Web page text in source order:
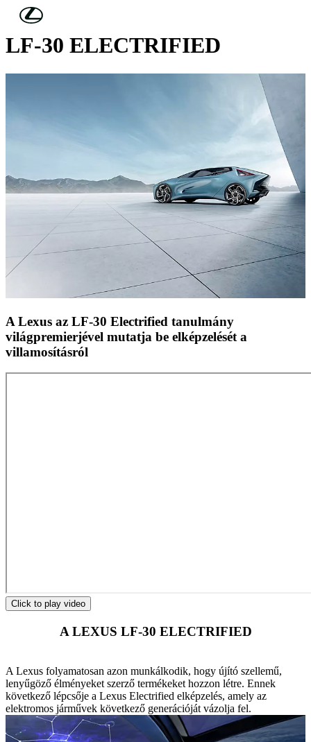
Skip to Main Content
LF-30 ELECTRIFIED
A Lexus az LF-30 Electrified tanulmány
világpremierjével mutatja be elképzelését a
villamosításról
Click to play video
A LEXUS LF-30 ELECTRIFIED
A Lexus folyamatosan azon munkálkodik, hogy újító szellemű,
lenyűgöző élményeket szerző termékeket hozzon létre. Ennek
következő lépcsője a Lexus Electrified elképzelés, amely az
elektromos járművek következő generációját vázolja fel.